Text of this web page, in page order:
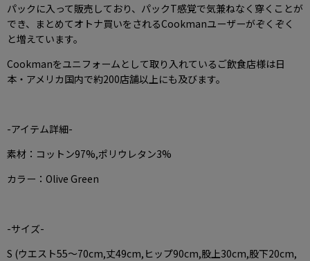
パックに入って販売しており、パックT感覚で気兼ねなく穿くことが
でき、まとめてオトナ買いをされるCookmanユーザーがぞくぞく
と増えています。
Cookmanをユニフォームとして取り入れているご飲食店様は日
本・アメリカ国内で約200店舗以上にも及びます。
-アイテム詳細-
素材：コットン97%,ポリウレタン3%
カラー：Olive Green
-サイズ-
S (ウエスト55〜70cm,丈49cm,ヒップ90cm,股上30cm,股下20cm,